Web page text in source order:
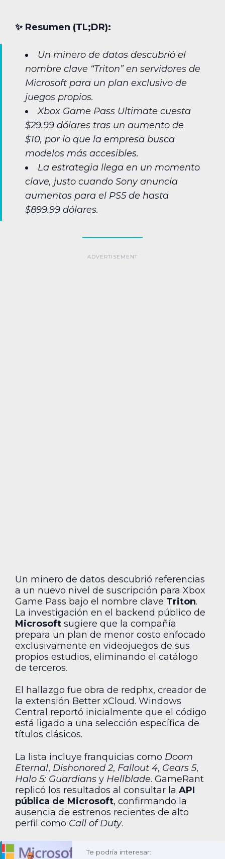
✨︎ Resumen (TL;DR):
Un minero de datos descubrió el
nombre clave “Triton” en servidores de
Microsoft para un plan exclusivo de
juegos propios.
Xbox Game Pass Ultimate cuesta
$29.99 dólares tras un aumento de
$10, por lo que la empresa busca
modelos más accesibles.
La estrategia llega en un momento
clave, justo cuando Sony anuncia
aumentos para el PS5 de hasta
$899.99 dólares.
Un minero de datos descubrió referencias
a un nuevo nivel de suscripción para Xbox
Game Pass bajo el nombre clave Triton.
La investigación en el backend público de
Microsoft sugiere que la compañía
prepara un plan de menor costo enfocado
exclusivamente en videojuegos de sus
propios estudios, eliminando el catálogo
de terceros.
El hallazgo fue obra de redphx, creador de
la extensión Better xCloud. Windows
Central reportó inicialmente que el código
está ligado a una selección específica de
títulos clásicos.
La lista incluye franquicias como Doom
Eternal, Dishonored 2, Fallout 4, Gears 5,
Halo 5: Guardians y Hellblade. GameRant
replicó los resultados al consultar la API
pública de Microsoft, confirmando la
ausencia de estrenos recientes de alto
perfil como Call of Duty.
Te podría interesar: